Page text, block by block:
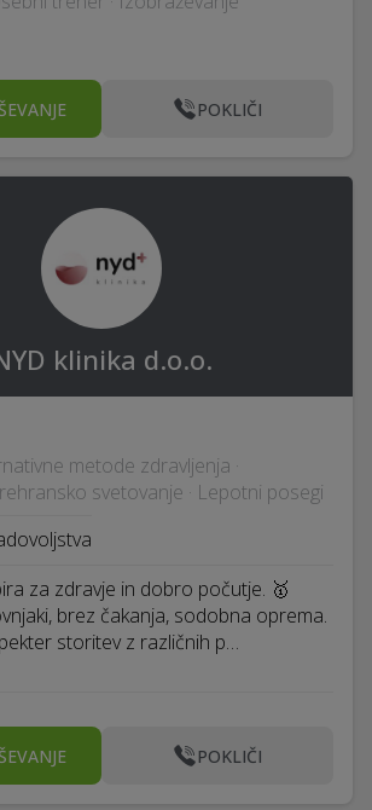
POKLIČI
klinika d.o.o.
metode zdravljenja ·
svetovanje · Lepotni posegi
za zdravje in dobro počutje. 🥇
brez čakanja, sodobna oprema.
storitev z različnih p…
POKLIČI